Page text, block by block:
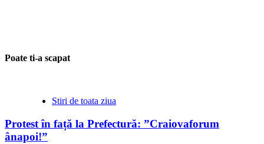
Poate ti-a scapat
Stiri de toata ziua
Protest în față la Prefectură: ”Craiovaforum
ânapoi!”